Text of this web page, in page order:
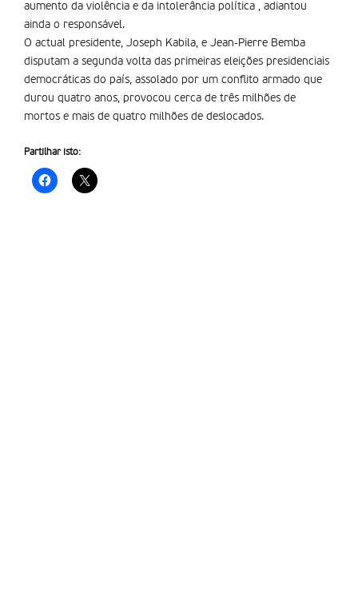
aumento da violência e da intolerância política , adiantou
ainda o responsável.
O actual presidente, Joseph Kabila, e Jean-Pierre Bemba
disputam a segunda volta das primeiras eleições presidenciais
democráticas do país, assolado por um conflito armado que
durou quatro anos, provocou cerca de três milhões de
mortos e mais de quatro milhões de deslocados.
Partilhar isto: